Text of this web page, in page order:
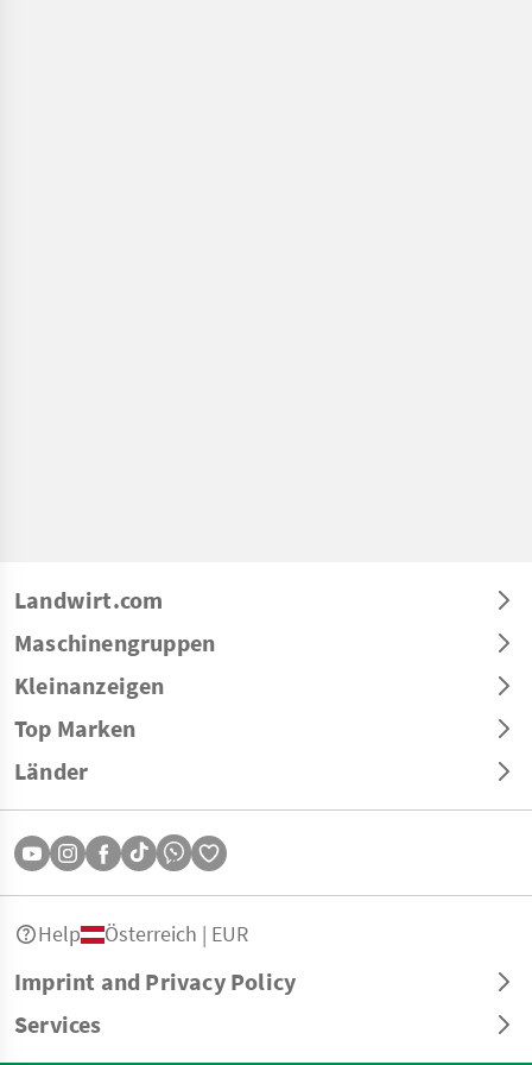
Landwirt.com
Maschinengruppen
Kleinanzeigen
Top Marken
Länder
Imprint and Privacy Policy
Services
Help Österreich | EUR